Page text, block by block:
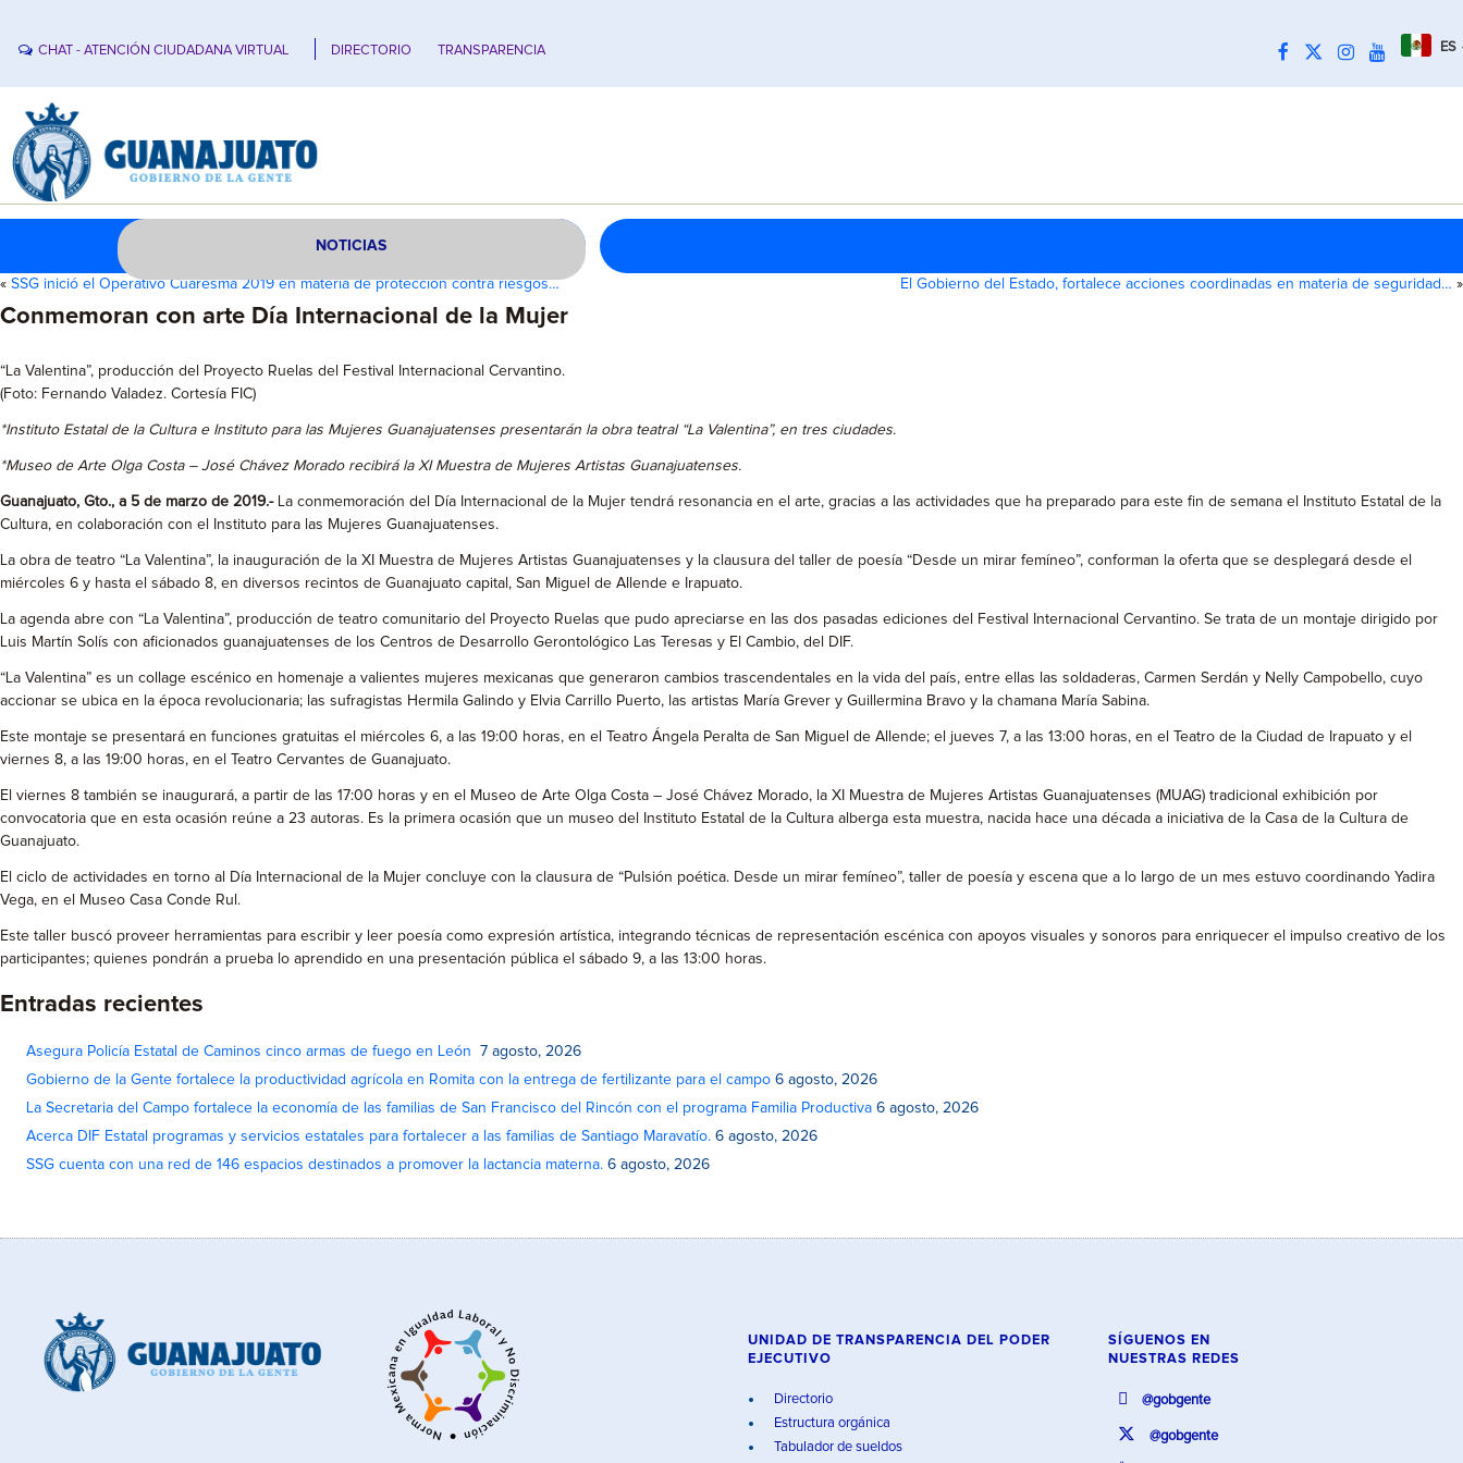
CHAT - ATENCIÓN CIUDADANA VIRTUAL DIRECTORIO TRANSPARENCIA ES
NOTICIAS
« SSG inició el Operativo Cuaresma 2019 en materia de protección contra riesgos… El Gobierno del Estado, fortalece acciones coordinadas en materia de seguridad… »
Conmemoran con arte Día Internacional de la Mujer
“La Valentina”, producción del Proyecto Ruelas del Festival Internacional Cervantino.
(Foto: Fernando Valadez. Cortesía FIC)
*Instituto Estatal de la Cultura e Instituto para las Mujeres Guanajuatenses presentarán la obra teatral “La Valentina”, en tres ciudades.
*Museo de Arte Olga Costa – José Chávez Morado recibirá la XI Muestra de Mujeres Artistas Guanajuatenses.
Guanajuato, Gto., a 5 de marzo de 2019.-La conmemoración del Día Internacional de la Mujer tendrá resonancia en el arte, gracias a las actividades que ha preparado para este fin de semana el Instituto Estatal de la
Cultura, en colaboración con el Instituto para las Mujeres Guanajuatenses.
La obra de teatro “La Valentina”, la inauguración de la XI Muestra de Mujeres Artistas Guanajuatenses y la clausura del taller de poesía “Desde un mirar femíneo”, conforman la oferta que se desplegará desde el
miércoles 6 y hasta el sábado 8, en diversos recintos de Guanajuato capital, San Miguel de Allende e Irapuato.
La agenda abre con “La Valentina”, producción de teatro comunitario del Proyecto Ruelas que pudo apreciarse en las dos pasadas ediciones del Festival Internacional Cervantino. Se trata de un montaje dirigido por
Luis Martín Solís con aficionados guanajuatenses de los Centros de Desarrollo Gerontológico Las Teresas y El Cambio, del DIF.
“La Valentina” es un collage escénico en homenaje a valientes mujeres mexicanas que generaron cambios trascendentales en la vida del país, entre ellas las soldaderas, Carmen Serdán y Nelly Campobello, cuyo
accionar se ubica en la época revolucionaria; las sufragistas Hermila Galindo y Elvia Carrillo Puerto, las artistas María Grever y Guillermina Bravo y la chamana María Sabina.
Este montaje se presentará en funciones gratuitas el miércoles 6, a las 19:00 horas, en el Teatro Ángela Peralta de San Miguel de Allende; el jueves 7, a las 13:00 horas, en el Teatro de la Ciudad de Irapuato y el
viernes 8, a las 19:00 horas, en el Teatro Cervantes de Guanajuato.
El viernes 8 también se inaugurará, a partir de las 17:00 horas y en el Museo de Arte Olga Costa – José Chávez Morado, la XI Muestra de Mujeres Artistas Guanajuatenses (MUAG) tradicional exhibición por
convocatoria que en esta ocasión reúne a 23 autoras. Es la primera ocasión que un museo del Instituto Estatal de la Cultura alberga esta muestra, nacida hace una década a iniciativa de la Casa de la Cultura de
Guanajuato.
El ciclo de actividades en torno al Día Internacional de la Mujer concluye con la clausura de “Pulsión poética. Desde un mirar femíneo”, taller de poesía y escena que a lo largo de un mes estuvo coordinando Yadira
Vega, en el Museo Casa Conde Rul.
Este taller buscó proveer herramientas para escribir y leer poesía como expresión artística, integrando técnicas de representación escénica con apoyos visuales y sonoros para enriquecer el impulso creativo de los
participantes; quienes pondrán a prueba lo aprendido en una presentación pública el sábado 9, a las 13:00 horas.
Entradas recientes
Asegura Policía Estatal de Caminos cinco armas de fuego en León
7 agosto, 2026
Gobierno de la Gente fortalece la productividad agrícola en Romita con la entrega de fertilizante para el campo 6 agosto, 2026
La Secretaria del Campo fortalece la economía de las familias de San Francisco del Rincón con el programa Familia Productiva 6 agosto, 2026
Acerca DIF Estatal programas y servicios estatales para fortalecer a las familias de Santiago Maravatío. 6 agosto, 2026
SSG cuenta con una red de 146 espacios destinados a promover la lactancia materna. 6 agosto, 2026
UNIDAD DE TRANSPARENCIA DEL PODER
EJECUTIVO
Directorio
Estructura orgánica
Tabulador de sueldos
SÍGUENOS EN
NUESTRAS REDES
@gobgente
@gobgente